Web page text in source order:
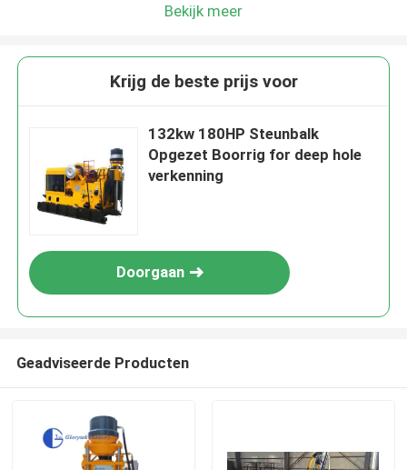
Bekijk meer
Krijg de beste prijs voor
132kw 180HP Steunbalk
Opgezet Boorrig for deep hole
verkenning
Doorgaan
Geadviseerde Producten